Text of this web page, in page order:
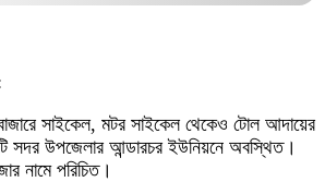
বাজারে সাইকেল, মটর সাইকেল থেকেও টোল আদায়ের
সদর উপজেলার আন্ডারচর ইউনিয়নে অবস্থিত।
নামে পরিচিত।